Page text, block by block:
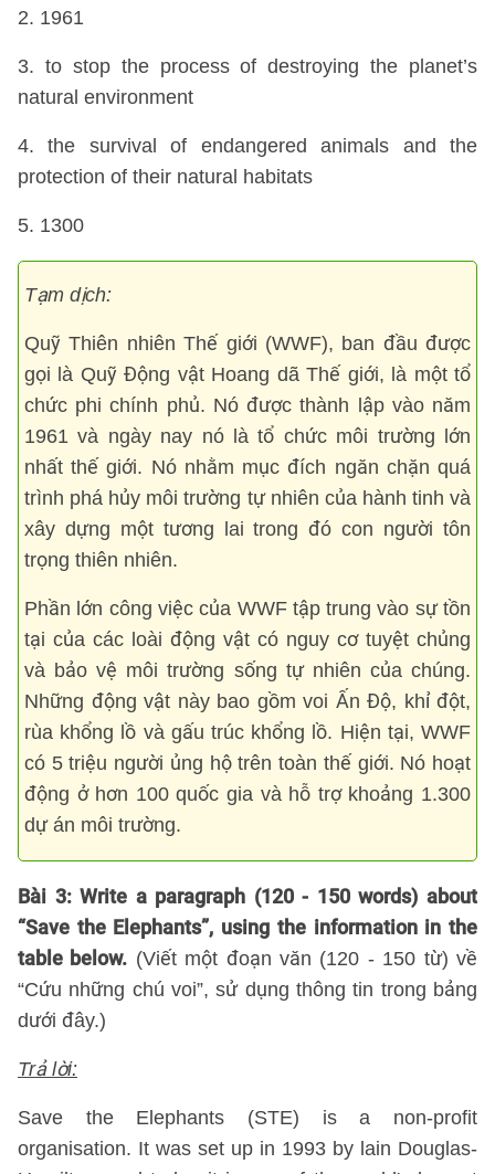
2. 1961
3. to stop the process of destroying the planet’s
natural environment
4. the survival of endangered animals and the
protection of their natural habitats
5. 1300
Tạm dịch:
Quỹ Thiên nhiên Thế giới (WWF), ban đầu được
gọi là Quỹ Động vật Hoang dã Thế giới, là một tổ
chức phi chính phủ. Nó được thành lập vào năm
1961 và ngày nay nó là tổ chức môi trường lớn
nhất thế giới. Nó nhằm mục đích ngăn chặn quá
trình phá hủy môi trường tự nhiên của hành tinh và
xây dựng một tương lai trong đó con người tôn
trọng thiên nhiên.
Phần lớn công việc của WWF tập trung vào sự tồn
tại của các loài động vật có nguy cơ tuyệt chủng
và bảo vệ môi trường sống tự nhiên của chúng.
Những động vật này bao gồm voi Ấn Độ, khỉ đột,
rùa khổng lồ và gấu trúc khổng lồ. Hiện tại, WWF
có 5 triệu người ủng hộ trên toàn thế giới. Nó hoạt
động ở hơn 100 quốc gia và hỗ trợ khoảng 1.300
dự án môi trường.
Bài 3: Write a paragraph (120 - 150 words) about
“Save the Elephants”, using the information in the
table below. (Viết một đoạn văn (120 - 150 từ) về
“Cứu những chú voi”, sử dụng thông tin trong bảng
dưới đây.)
Trả lời:
Save the Elephants (STE) is a non-profit
organisation. It was set up in 1993 by lain Douglas-